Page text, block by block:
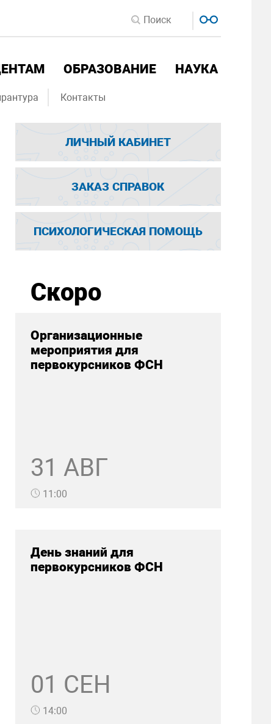
ОБРАЗОВАНИЕ НАУКА
Контакты
ЛИЧНЫЙ КАБИНЕТ
ЗАКАЗ СПРАВОК
ПСИХОЛОГИЧЕСКАЯ ПОМОЩЬ
Скоро
Организационные
мероприятия для
первокурсников ФСН
31 АВГ
11:00
День знаний для
первокурсников ФСН
01 СЕН
14:00